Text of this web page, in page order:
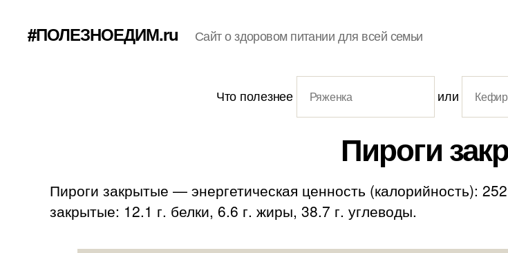
#ПОЛЕЗНОЕДИМ.ru Сайт о здоровом питании для всей семьи
Что полезнее или
Пироги
Пироги закрытые — энергетическая ценность (калорийность):
закрытые: 12.1 г. белки, 6.6 г. жиры, 38.7 г. углеводы.